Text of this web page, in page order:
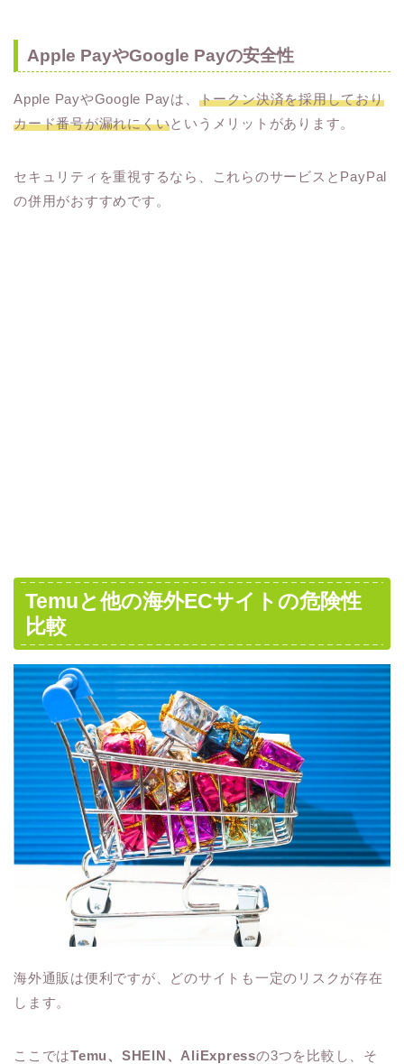
Apple PayやGoogle Payの安全性
Apple PayやGoogle Payは、 トークン決済を採用しており
カード番号が漏れにくいというメリットがあります。
セキュリティを重視するなら、これらのサービスとPayPal
の併用がおすすめです。
Temuと他の海外ECサイトの危険性
比較
海外通販は便利ですが、どのサイトも一定のリスクが存在
します。
ここではTemu、SHEIN、AliExpressの3つを比較し、そ